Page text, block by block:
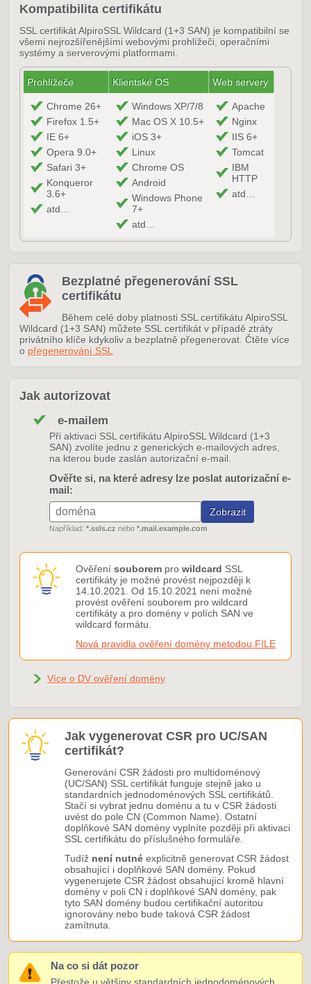
Kompatibilita certifikátu
SSL certifikát AlpiroSSL Wildcard (1+3 SAN) je kompatibilní se
všemi nejrozšířenějšími webovými prohlížeči, operačními
systémy a serverovými platformami.
Prohlížeče Klientské OS Web servery
Chrome 26+
Firefox 1.5+
IE 6+
Opera 9.0+
Safari 3+
Konqueror
3.6+
atd…
Windows XP/7/8
Mac OS X 10.5+
iOS 3+
Linux
Chrome OS
Android
Windows Phone
7+
atd…
Apache
Nginx
IIS 6+
Tomcat
IBM
HTTP
atd…
Bezplatné přegenerování SSL
certifikátu
Během celé doby platnosti SSL certifikátu AlpiroSSL
Wildcard (1+3 SAN) můžete SSL certifikát v případě ztráty
privátního klíče kdykoliv a bezplatně přegenerovat. Čtěte více
o přegenerování SSL
Jak autorizovat
e-mailem
Při aktivaci SSL certifikátu AlpiroSSL Wildcard (1+3
SAN) zvolíte jednu z generických e-mailových adres,
na kterou bude zaslán autorizační e-mail.
Ověřte si, na které adresy lze poslat autorizační e-
mail:
Například: *.ssls.cz nebo *.mail.example.com
Ověření souborem pro wildcard SSL
certifikáty je možné provést nejpozději k
14.10.2021. Od 15.10.2021 není možné
provést ověření souborem pro wildcard
certifikáty a pro domény v polích SAN ve
wildcard formátu.
Nová pravidla ověření domény metodou FILE
Více o DV ověření domény
Jak vygenerovat CSR pro UC/SAN
certifikát?
Generování CSR žádosti pro multidoménový
(UC/SAN) SSL certifikát funguje stejně jako u
standardních jednodoménových SSL certifikátů.
Stačí si vybrat jednu doménu a tu v CSR žádosti
uvést do pole CN (Common Name). Ostatní
doplňkové SAN domény vyplníte později při aktivaci
SSL certifikátu do příslušného formuláře.
Tudíž není nutné explicitně generovat CSR žádost
obsahující i doplňkové SAN domény. Pokud
vygenerujete CSR žádost obsahující kromě hlavní
domény v poli CN i doplňkové SAN domény, pak
tyto SAN domény budou certifikační autoritou
ignorovány nebo bude taková CSR žádost
zamítnuta.
Na co si dát pozor